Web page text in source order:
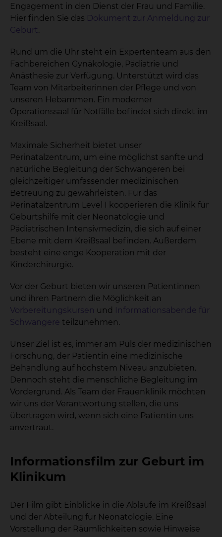
Engagement in den Dienst der Frau und Familie.
Hier finden Sie das Dokument zur Anmeldung zur
Geburt.
Rund um die Uhr steht ein Expertenteam aus den
Fachbereichen Gynäkologie, Pädiatrie und
Anästhesie zur Verfügung. Unterstützt wird das
Team von Mitarbeiterinnen der Pflege und von
unseren Hebammen. Ein moderner
Operationssaal für Notfälle befindet sich direkt im
Kreißsaal.
Maximale Sicherheit bietet unser
Perinatalzentrum, um eine möglichst sanfte und
natürliche Begleitung der Schwangeren bei
gleichzeitiger umfassender medizinischen
Betreuung zu gewährleisten. Für das
Perinatalzentrum Level I kooperieren die Klinik für
Geburtshilfe mit der Neonatologie und
Pädiatrischen Intensivmedizin, die sich auf einer
Ebene mit dem Kreißsaal befinden. Außerdem
besteht eine enge Kooperation mit der
Kinderchirurgie.
Vor der Geburt bieten wir unseren Patientinnen
und ihren Partnern die Möglichkeit an
Vorbereitungskursen und
Informationsabende für
Schwangere teilzunehmen.
Unser Ziel ist es, immer am Puls der medizinischen
Forschung, der Patientin eine medizinische
Behandlung auf höchstem Niveau anzubieten.
Dennoch steht die menschliche Begleitung im
Vordergrund. Als Team der Frauenklinik möchten
wir uns der Verantwortung stellen, die uns
übertragen wird, wenn sich eine Patientin uns
anvertraut.
Informationsfilm zur Geburt im
Klinikum
Der Film gibt Einblicke in die Abläufe im Kreißsaal
und der Abteilung für Neonatologie. Eine
Vorstellung der Räumlichkeiten sowie Hinweise